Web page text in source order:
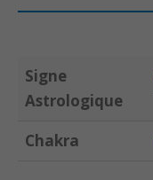
Signe
Astrologique
Chakra